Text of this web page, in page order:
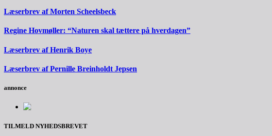
Læserbrev af Morten Scheelsbeck
Regine Hovmøller: “Naturen skal tættere på hverdagen”
Læserbrev af Henrik Boye
Læserbrev af Pernille Breinholdt Jepsen
annonce
TILMELD NYHEDSBREVET